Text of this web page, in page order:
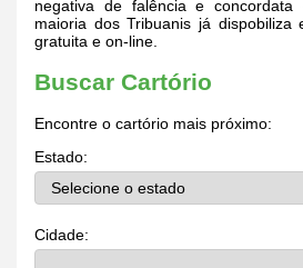
negativa de falência e
maioria dos Tribuanis já dispobiliza
gratuita e on-line.
Buscar Cartório
Encontre o cartório mais próximo:
Estado:
Cidade: